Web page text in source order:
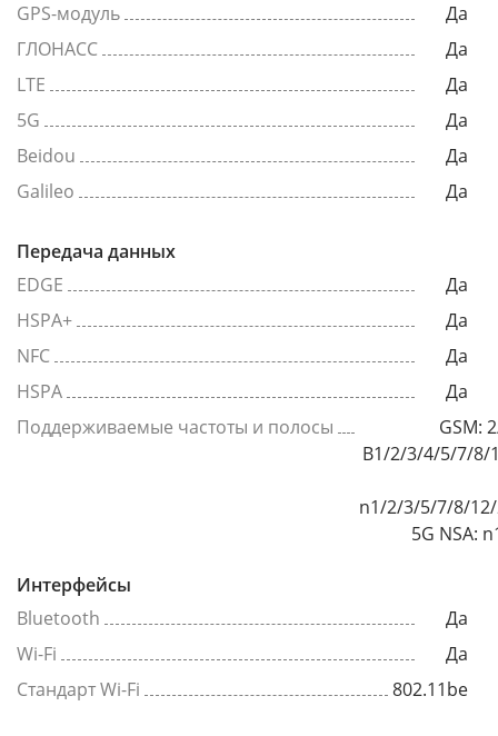
GPS-модуль
Да
ГЛОНАСС
Да
LTE
Да
5G
Да
Beidou
Да
Galileo
Да
Передача данных
EDGE
Да
HSPA+
Да
NFC
Да
HSPA
Да
Поддерживаемые частоты и полосы
GSM:
B1/2/3/4/5/7/8/
n1/2/3/5/7/8/
5G NSA:
Интерфейсы
Bluetooth
Да
Wi-Fi
Да
Стандарт Wi-Fi
802.11be